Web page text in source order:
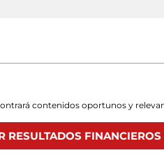
contenidos oportunos y
RESULTADOS FINANCIEROS